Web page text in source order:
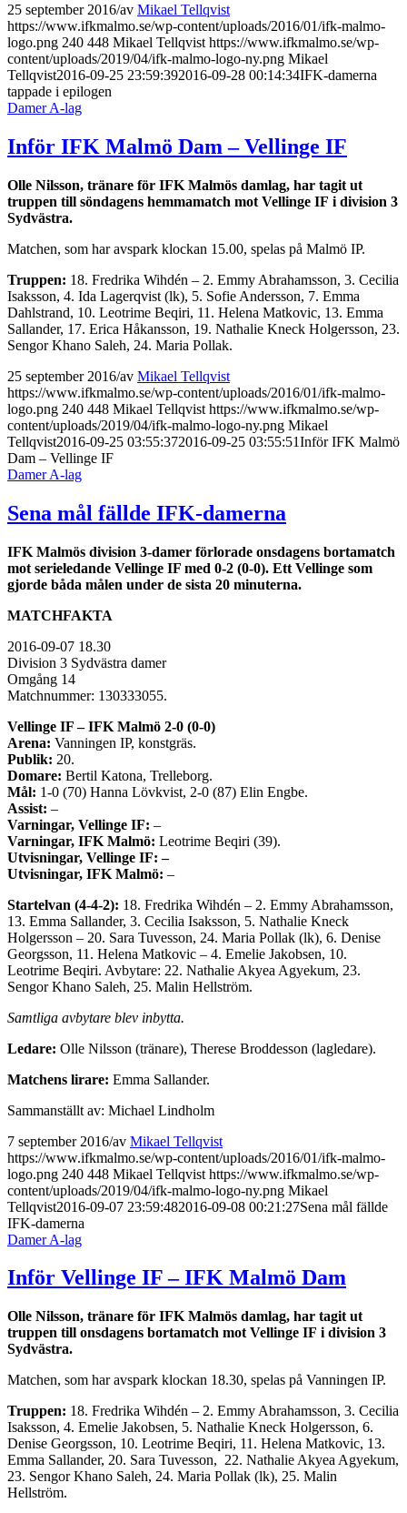
25 september 2016/av Mikael Tellqvist
https://www.ifkmalmo.se/wp-content/uploads/2016/01/ifk-malmo-
logo.png 240 448 Mikael Tellqvist https://www.ifkmalmo.se/wp-
content/uploads/2019/04/ifk-malmo-logo-ny.png Mikael
Tellqvist2016-09-25 23:59:392016-09-28 00:14:34IFK-damerna
tappade i epilogen
Damer A-lag
Inför IFK Malmö Dam – Vellinge IF
Olle Nilsson, tränare för IFK Malmös damlag, har tagit ut
truppen till söndagens hemmamatch mot Vellinge IF i division 3
Sydvästra.
Matchen, som har avspark klockan 15.00, spelas på Malmö IP.
Truppen: 18. Fredrika Wihdén – 2. Emmy Abrahamsson, 3. Cecilia
Isaksson, 4. Ida Lagerqvist (lk), 5. Sofie Andersson, 7. Emma
Dahlstrand, 10. Leotrime Beqiri, 11. Helena Matkovic, 13. Emma
Sallander, 17. Erica Håkansson, 19. Nathalie Kneck Holgersson, 23.
Sengor Khano Saleh, 24. Maria Pollak.
25 september 2016/av Mikael Tellqvist
https://www.ifkmalmo.se/wp-content/uploads/2016/01/ifk-malmo-
logo.png 240 448 Mikael Tellqvist https://www.ifkmalmo.se/wp-
content/uploads/2019/04/ifk-malmo-logo-ny.png Mikael
Tellqvist2016-09-25 03:55:372016-09-25 03:55:51Inför IFK Malmö
Dam – Vellinge IF
Damer A-lag
Sena mål fällde IFK-damerna
IFK Malmös division 3-damer förlorade onsdagens bortamatch
mot serieledande Vellinge IF med 0-2 (0-0). Ett Vellinge som
gjorde båda målen under de sista 20 minuterna.
MATCHFAKTA
2016-09-07 18.30
Division 3 Sydvästra damer
Omgång 14
Matchnummer: 130333055.
Vellinge IF – IFK Malmö 2-0 (0-0)
Arena: Vanningen IP, konstgräs.
Publik: 20.
Domare: Bertil Katona, Trelleborg.
Mål: 1-0 (70) Hanna Lövkvist, 2-0 (87) Elin Engbe.
Assist: –
Varningar, Vellinge IF: –
Varningar, IFK Malmö: Leotrime Beqiri (39).
Utvisningar, Vellinge IF: –
Utvisningar, IFK Malmö: –
Startelvan (4-4-2): 18. Fredrika Wihdén – 2. Emmy Abrahamsson,
13. Emma Sallander, 3. Cecilia Isaksson, 5. Nathalie Kneck
Holgersson – 20. Sara Tuvesson, 24. Maria Pollak (lk), 6. Denise
Georgsson, 11. Helena Matkovic – 4. Emelie Jakobsen, 10.
Leotrime Beqiri. Avbytare: 22. Nathalie Akyea Agyekum, 23.
Sengor Khano Saleh, 25. Malin Hellström.
Samtliga avbytare blev inbytta.
Ledare: Olle Nilsson (tränare), Therese Broddesson (lagledare).
Matchens lirare: Emma Sallander.
Sammanställt av: Michael Lindholm
7 september 2016/av Mikael Tellqvist
https://www.ifkmalmo.se/wp-content/uploads/2016/01/ifk-malmo-
logo.png 240 448 Mikael Tellqvist https://www.ifkmalmo.se/wp-
content/uploads/2019/04/ifk-malmo-logo-ny.png Mikael
Tellqvist2016-09-07 23:59:482016-09-08 00:21:27Sena mål fällde
IFK-damerna
Damer A-lag
Inför Vellinge IF – IFK Malmö Dam
Olle Nilsson, tränare för IFK Malmös damlag, har tagit ut
truppen till onsdagens bortamatch mot Vellinge IF i division 3
Sydvästra.
Matchen, som har avspark klockan 18.30, spelas på Vanningen IP.
Truppen: 18. Fredrika Wihdén – 2. Emmy Abrahamsson, 3. Cecilia
Isaksson, 4. Emelie Jakobsen, 5. Nathalie Kneck Holgersson, 6.
Denise Georgsson, 10. Leotrime Beqiri, 11. Helena Matkovic, 13.
Emma Sallander, 20. Sara Tuvesson, 22. Nathalie Akyea Agyekum,
23. Sengor Khano Saleh, 24. Maria Pollak (lk), 25. Malin
Hellström.